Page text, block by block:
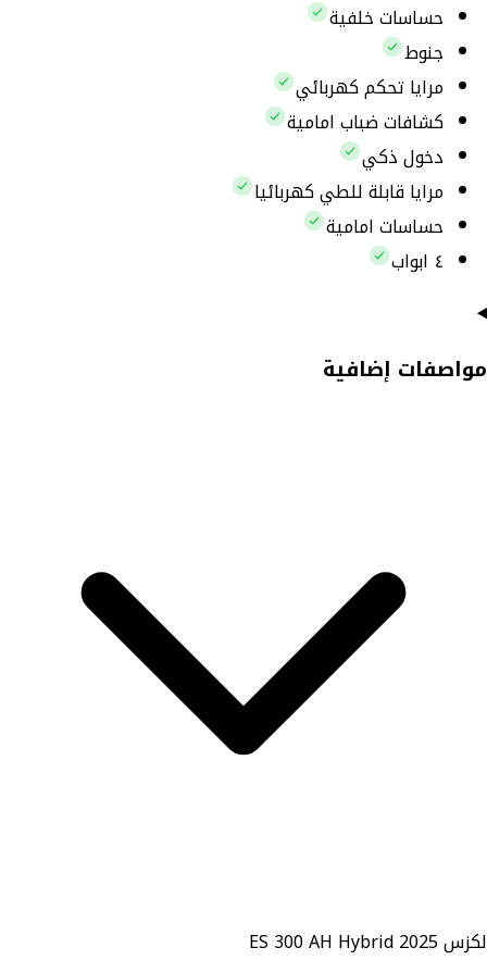
حساسات خلفية
جنوط
مرايا تحكم كهربائي
كشافات ضباب امامية
دخول ذكي
مرايا قابلة للطي كهربائيا
حساسات امامية
٤ ابواب
مواصفات إضافية
لكزس ES 300 AH Hybrid 2025